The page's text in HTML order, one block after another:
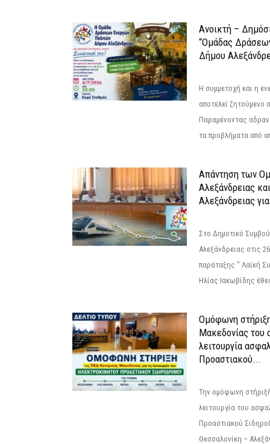
Ανοικτή –
“Ομάδας
Δήμου
Η συμμετοχή και η
αποτελεί ζητούμενο
Παραμένοντας
τα προβλήματα από
Απάντηση των
Αλεξάνδρειας
Αλεξάνδρειας
Στο Δημοτικό
Αλεξάνδρειας στις
παράταξης " Λαϊκή
Ηλίας Ιακωβίδης
Ομόφωνη
Μακεδονίας του
λειτουργία
Προαστιακού...
Την ομόφωνη
λειτουργία του
Προαστιακού
Θεσσαλονίκη –